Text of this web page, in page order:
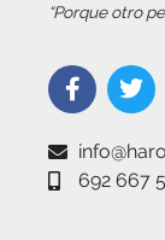
“Porque otro
692 667